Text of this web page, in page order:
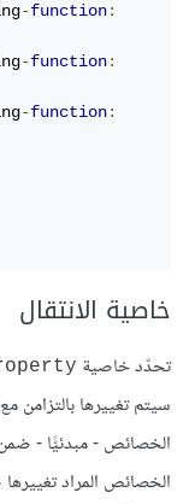
-function:
-function:
-function:
خاصية الانتقال
تحدّد خاصية
سيتم تغييرها بالتزامن
الخصائص - مبدئيًّا - ضمن
الخصائص المراد